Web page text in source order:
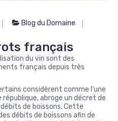
Blog du Domaine
français
du vin sont des
français depuis très
considèrent comme l’une
abroge un décret de
de boissons. Cette
débits de boissons afin de